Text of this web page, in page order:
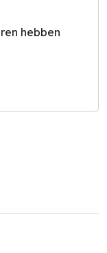
hebben